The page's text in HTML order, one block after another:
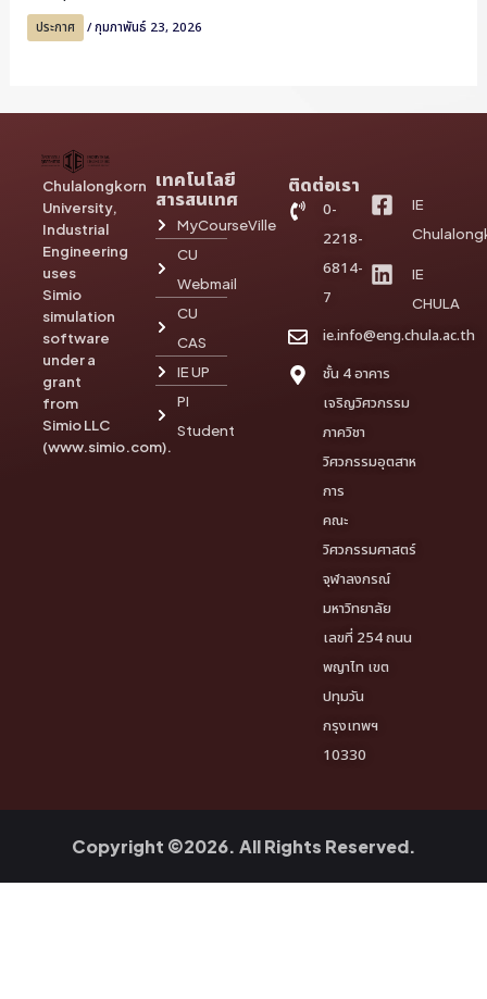
ประกาศ /กุมภาพันธ์ 23, 2026
Chulalongkorn
University,
Industrial
Engineering
uses
Simio
simulation
software
under a
grant
from
Simio LLC
(www.simio.com).
เทคโนโลยี
สารสนเทศ
MyCourseVille
CU
Webmail
CU
CAS
IE UP
PI
Student
ติดต่อเรา
0-
2218-
6814-
7
ie.info@eng.chula.ac.th
ชั้น 4 อาคาร
เจริญวิศวกรรม
ภาควิชา
วิศวกรรมอุตสาห
การ
คณะ
วิศวกรรมศาสตร์
จุฬาลงกรณ์
มหาวิทยาลัย
เลขที่ 254 ถนน
พญาไท เขต
ปทุมวัน
กรุงเทพฯ
10330
IE
IE
CHULA
Copyright ©2026. All Rights Reserved.